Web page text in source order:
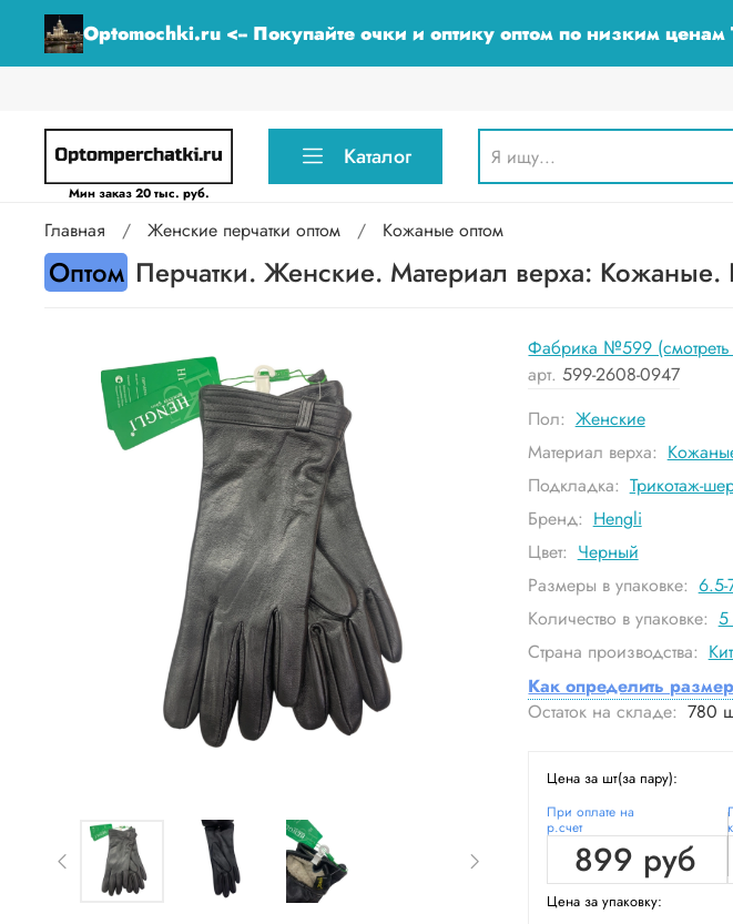
Optomochki.ru <-- Покупайте очки и оптику оптом по низким
Мин заказ 20 тыс. руб.
Каталог
Главная Женские перчатки оптом Кожаные оптом
Оптом Перчатки. Женские. Материал верха: Кожаные.
Фабрика №599 (смотреть
арт.599-2608-0947
Пол: Женские
Материал верха:
Подкладка: Трикотаж-
Бренд: Hengli
Цвет: Черный
Размеры в упаковке: 6.5-
Количество в упаковке: 5
Страна производства:
Как определить
Остаток на складе: 780
Цена за шт(за пару):
При оплате на
р.счет
899 руб
Цена за упаковку: